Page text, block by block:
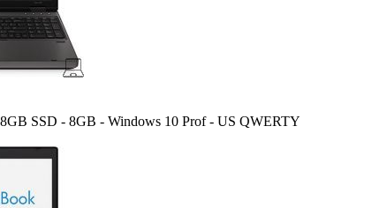
SSD - 8GB - Windows 10 Prof - US QWERTY